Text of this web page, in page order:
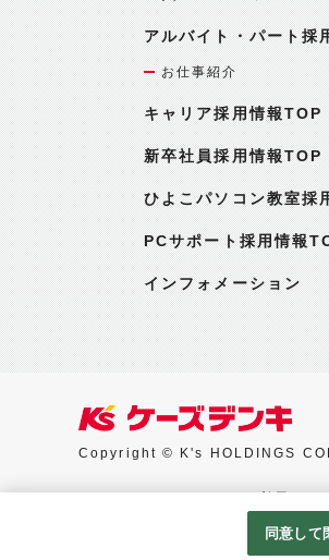
アルバイト・パート採
お仕事紹介
キャリア採用情報TOP
新卒社員採用情報TOP
ひよこパソコン教室採
PCサポート採用情報
インフォメーション
Copyright © K's HOLDINGS
Googleアナリティクスの利用につ
同意して